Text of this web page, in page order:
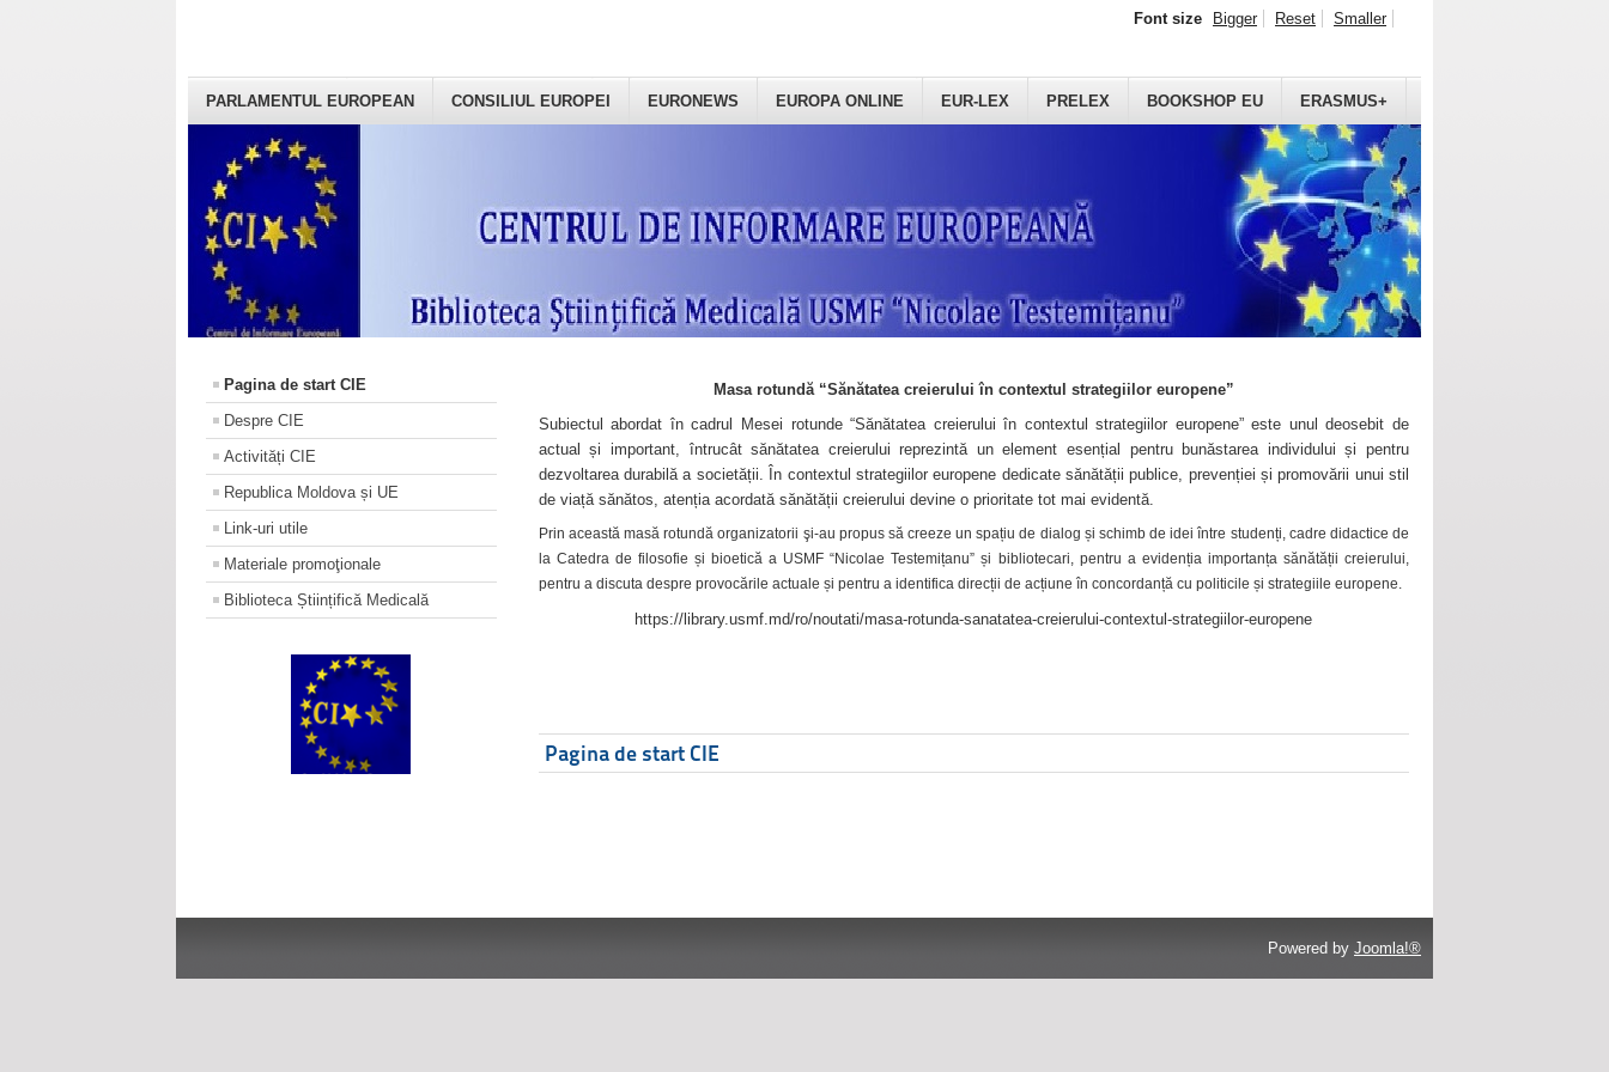
PARLAMENTUL EUROPEAN CONSILIUL EUROPEI EURONEWS EUROPA ONLINE EUR-LEX PRELEX BOOKSHOP EU ERASMUS+
Font size Bigger Reset Smaller
Pagina de start CIE
Despre CIE
Activități CIE
Republica Moldova și UE
Link-uri utile
Materiale promoţionale
Biblioteca Științifică Medicală
Masa rotundă “Sănătatea creierului în contextul strategiilor europene”
Subiectul abordat în cadrul Mesei rotunde “Sănătatea creierului în contextul strategiilor europene” este unul deosebit de
actual și important, întrucât sănătatea creierului reprezintă un element esențial pentru bunăstarea individului și pentru
dezvoltarea durabilă a societății. În contextul strategiilor europene dedicate sănătății publice, prevenției și promovării unui stil
de viață sănătos, atenția acordată sănătății creierului devine o prioritate tot mai evidentă.
Prin această masă rotundă organizatorii şi-au propus să creeze un spațiu de dialog și schimb de idei între studenți, cadre didactice de
la Catedra de filosofie și bioetică a USMF “Nicolae Testemițanu” și bibliotecari, pentru a evidenția importanța sănătății creierului,
pentru a discuta despre provocările actuale și pentru a identifica direcții de acțiune în concordanță cu politicile și strategiile europene.
https://library.usmf.md/ro/noutati/masa-rotunda-sanatatea-creierului-contextul-strategiilor-europene
Pagina de start CIE
Powered by Joomla!®